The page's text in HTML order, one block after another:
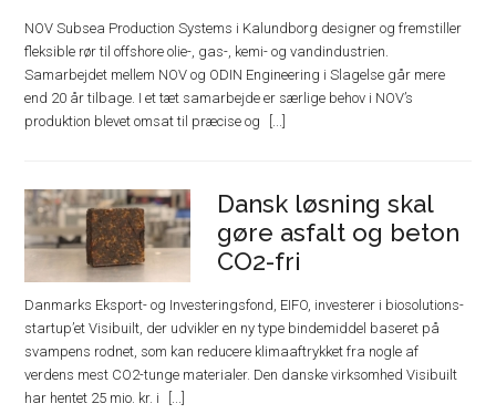
NOV Subsea Production Systems i Kalundborg designer og fremstiller
fleksible rør til offshore olie-, gas-, kemi- og vandindustrien.
Samarbejdet mellem NOV og ODIN Engineering i Slagelse går mere
end 20 år tilbage. I et tæt samarbejde er særlige behov i NOV’s
produktion blevet omsat til præcise og
Dansk løsning skal
gøre asfalt og beton
CO2-fri
Danmarks Eksport- og Investeringsfond, EIFO, investerer i biosolutions-
startup’et Visibuilt, der udvikler en ny type bindemiddel baseret på
svampens rodnet, som kan reducere klimaaftrykket fra nogle af
verdens mest CO2-tunge materialer. Den danske virksomhed Visibuilt
har hentet 25 mio. kr. i